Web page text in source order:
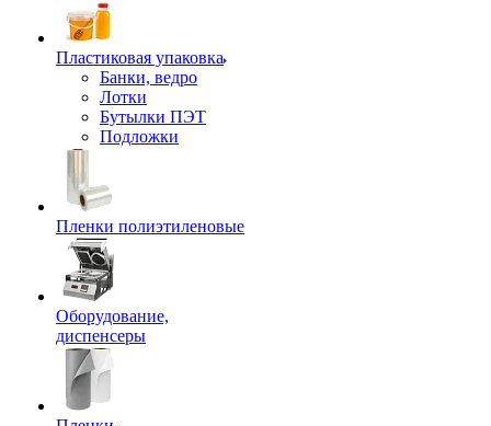
Пластиковая упаковка
Банки, ведро
Лотки
Бутылки ПЭТ
Подложки
Пленки полиэтиленовые
Оборудование,
диспенсеры